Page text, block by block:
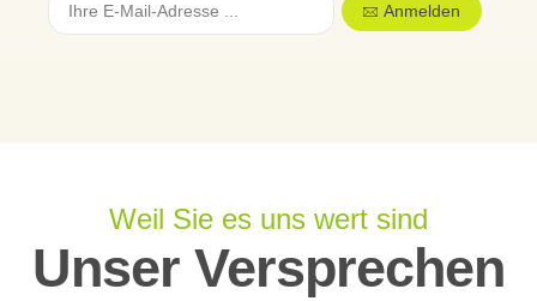
Anmelden
Weil Sie es uns wert sind
Unser Versprechen